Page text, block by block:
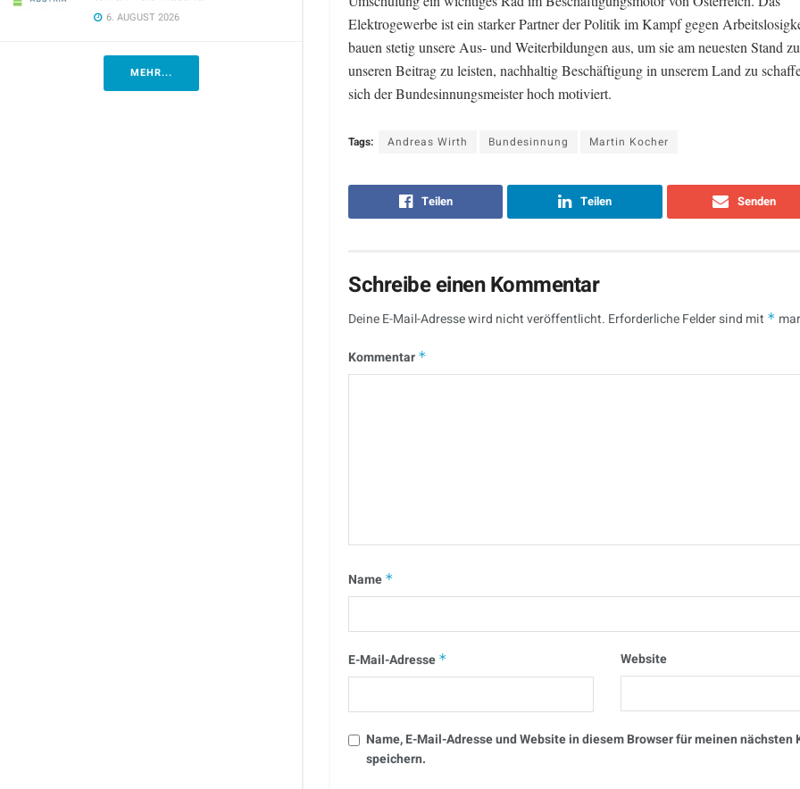
6. AUGUST 2026
MEHR...
Elektrogewerbe ist ein starker Partner der Politik im Kampf gegen
bauen stetig unsere Aus- und Weiterbildungen aus, um sie am neuesten Stand
unseren Beitrag zu leisten, nachhaltig Beschäftigung in unserem Land zu
sich der Bundesinnungsmeister hoch motiviert.
Tags: Andreas Wirth Bundesinnung Martin Kocher
Teilen Teilen Senden
Schreibe einen Kommentar
Deine E-Mail-Adresse wird nicht veröffentlicht. Erforderliche Felder sind mit *
Kommentar *
Name *
E-Mail-Adresse * Website
Name, E-Mail-Adresse und Website in diesem Browser für meinen nächsten
speichern.